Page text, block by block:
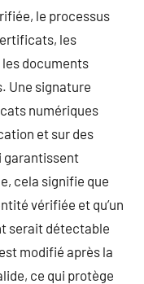
le processus
les
les documents
Une signature
numériques
et sur des
garantissent
cela signifie que
vérifiée et qu’un
serait détectable
modifié après la
ce qui protège